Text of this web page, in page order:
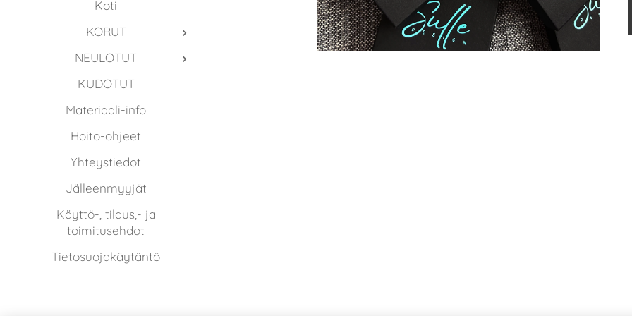
Koti
KORUT
NEULOTUT
KUDOTUT
Materiaali-info
Hoito-ohjeet
Yhteystiedot
Jälleenmyyjät
Käyttö-, tilaus,- ja
toimitusehdot
Tietosuojakäytäntö